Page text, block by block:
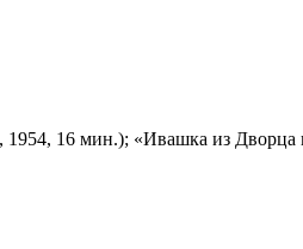
16 мин.); «Ивашка из